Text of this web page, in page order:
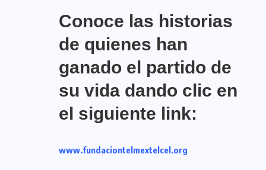
Conoce las historias
de quienes han
ganado el partido de
su vida dando clic en
el siguiente link:
www.fundaciontelmextelcel.org